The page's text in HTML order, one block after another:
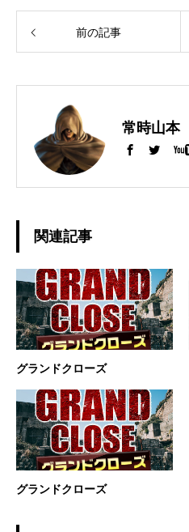
前の記事
常時山本
関連記事
グランドクローズ
グランドクローズ